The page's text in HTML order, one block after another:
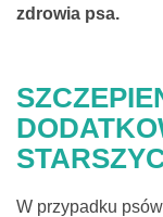
zdrowia psa.
W przypadku